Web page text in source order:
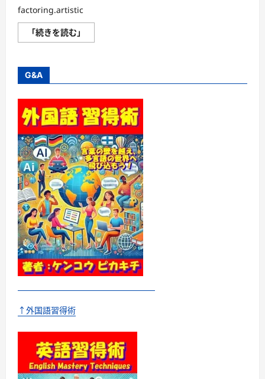
factoring.artistic
「続きを読む」
リ
記
に
つ
い
て
さ
ら
に
読
む
G&A
↑外国語習得術